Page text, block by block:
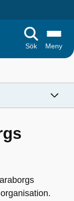
Sök
Meny